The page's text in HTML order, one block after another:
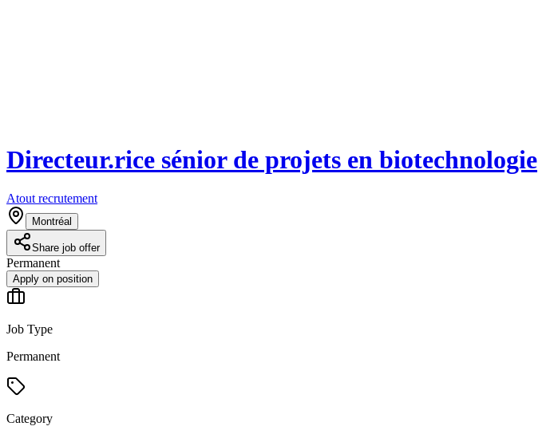
Directeur.rice sénior de projets en biotechnologie
Atout recrutement
Montréal
Share job offer
Permanent
Apply on position
Job Type
Permanent
Category